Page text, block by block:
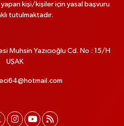
yapan kişi/kişiler için yasal başvuru
tutulmaktadır.
Muhsin Yazıcıoğlu Cd. No : 15/H
UŞAK